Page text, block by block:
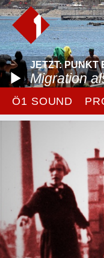
JETZT: PUNKT
Migration
Ö1 SOUND